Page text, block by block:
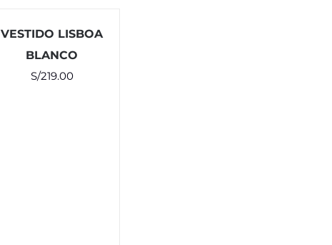
VESTIDO LISBOA
BLANCO
S/219.00